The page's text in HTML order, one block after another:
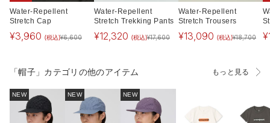
Water-Repellent
Stretch Cap
¥3,960 (税込)¥6,600
Water-Repellent
Stretch Trekking Pants
¥12,320 (税込)¥17,600
Water-Repellent
Stretch Trousers
¥13,090 (税込)¥18,700 ¥
「帽子」カテゴリの他のアイテム もっと見る
NEW NEW NEW